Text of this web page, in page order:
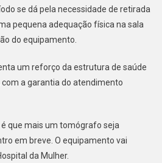
se dá pela necessidade de retirada
pequena adequação física na sala
do equipamento.
um reforço da estrutura de saúde
a garantia do atendimento
que mais um tomógrafo seja
em breve. O equipamento vai
da Mulher.